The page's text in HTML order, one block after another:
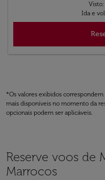
Visto:
Ida e
*Os valores exibidos
mais disponíveis no momento da
opcionais podem ser aplicáveis.
Reserve voos de
Marrocos